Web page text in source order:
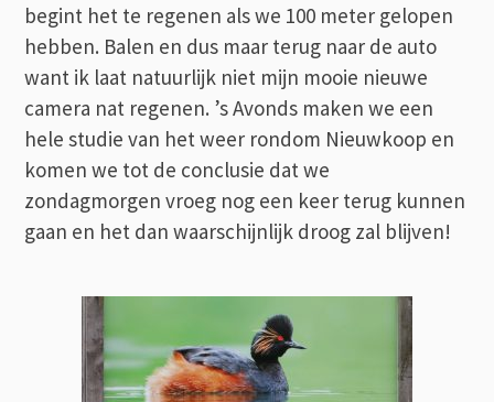
begint het te regenen als we 100 meter gelopen
hebben. Balen en dus maar terug naar de auto
want ik laat natuurlijk niet mijn mooie nieuwe
camera nat regenen. ’s Avonds maken we een
hele studie van het weer rondom Nieuwkoop en
komen we tot de conclusie dat we
zondagmorgen vroeg nog een keer terug kunnen
gaan en het dan waarschijnlijk droog zal blijven!